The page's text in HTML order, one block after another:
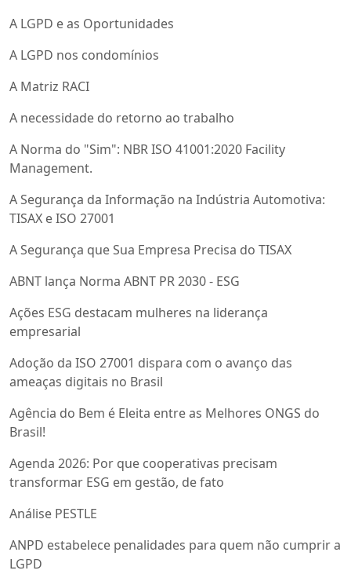
A LGPD e as Oportunidades
A LGPD nos condomínios
A Matriz RACI
A necessidade do retorno ao trabalho
A Norma do "Sim": NBR ISO 41001:2020 Facility
Management.
A Segurança da Informação na Indústria Automotiva:
TISAX e ISO 27001
A Segurança que Sua Empresa Precisa do TISAX
ABNT lança Norma ABNT PR 2030 - ESG
Ações ESG destacam mulheres na liderança
empresarial
Adoção da ISO 27001 dispara com o avanço das
ameaças digitais no Brasil
Agência do Bem é Eleita entre as Melhores ONGS do
Brasil!
Agenda 2026: Por que cooperativas precisam
transformar ESG em gestão, de fato
Análise PESTLE
ANPD estabelece penalidades para quem não cumprir a
LGPD